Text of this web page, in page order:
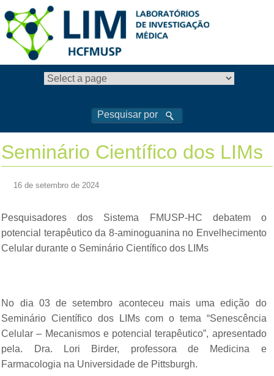
Seminário Científico dos LIMs
16 de setembro de 2024
Pesquisadores dos Sistema FMUSP-HC debatem o
potencial terapêutico da 8-aminoguanina no Envelhecimento
Celular durante o Seminário Científico dos LIMs
No dia 03 de setembro aconteceu mais uma edição do
Seminário Científico dos LIMs com o tema “Senescência
Celular – Mecanismos e potencial terapêutico”, apresentado
pela. Dra. Lori Birder, professora de Medicina e
Farmacologia na Universidade de Pittsburgh.